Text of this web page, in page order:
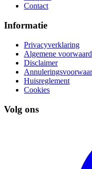
Contact
Informatie
Privacyverklaring
Algemene
Disclaimer
Huisreglement
Cookies
Volg ons